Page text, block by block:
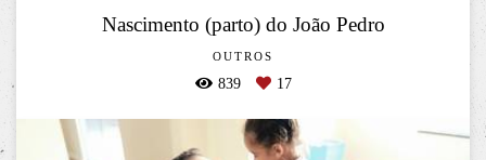
Nascimento (parto) do João Pedro
OUTROS
839 17